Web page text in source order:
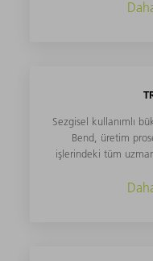
Sezgisel kullanımlı
Bend, üretim
işlerindeki tüm